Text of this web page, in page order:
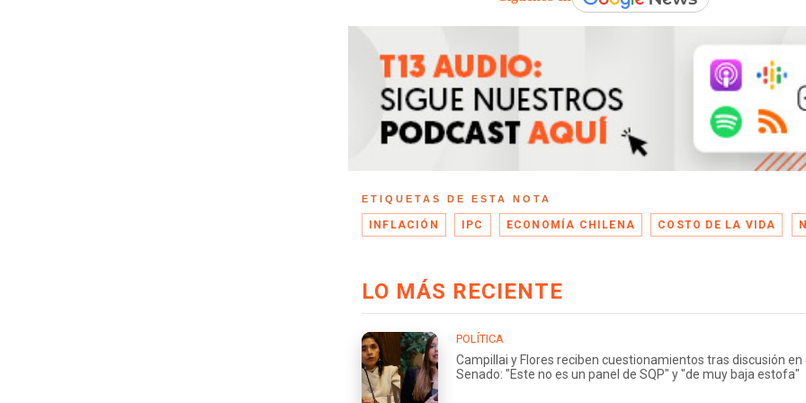
ETIQUETAS DE ESTA NOTA
INFLACIÓN IPC ECONOMÍA CHILENA COSTO DE LA VIDA
LO MÁS RECIENTE
POLÍTICA
Campillai y Flores reciben cuestionamientos tras discusión en
Senado: "Este no es un panel de SQP" y "de muy baja estofa"